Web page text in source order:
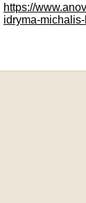
https://
idryma-